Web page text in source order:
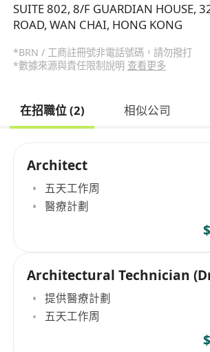
SUITE 802, 8/F GUARDIAN HOUSE,
ROAD, WAN CHAI, HONG KONG
*BRN / 工商註冊號非電話號碼，請勿撥打
*數據來源與責任限制說明 查看更多
在招職位 (2) 相似公司
Architect
五天工作周
醫療計劃
Architectural Technician
提供醫療計劃
五天工作周